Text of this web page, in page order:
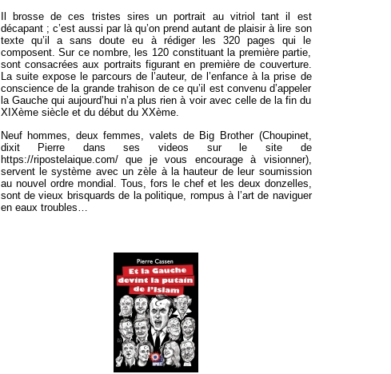
Il brosse de ces tristes sires un portrait au vitriol tant il est
décapant ; c’est aussi par là qu’on prend autant de plaisir à lire son
texte qu’il a sans doute eu à rédiger les 320 pages qui le
composent. Sur ce nombre, les 120 constituant la première partie,
sont consacrées aux portraits figurant en première de couverture.
La suite expose le parcours de l’auteur, de l’enfance à la prise de
conscience de la grande trahison de ce qu’il est convenu d’appeler
la Gauche qui aujourd’hui n’a plus rien à voir avec celle de la fin du
XIXème siècle et du début du XXème.
Neuf hommes, deux femmes, valets de Big Brother (Choupinet,
dixit Pierre dans ses videos sur le site de
https://ripostelaique.com/ que je vous encourage à visionner),
servent le système avec un zèle à la hauteur de leur soumission
au nouvel ordre mondial. Tous, fors le chef et les deux donzelles,
sont de vieux brisquards de la politique, rompus à l’art de naviguer
en eaux troubles…